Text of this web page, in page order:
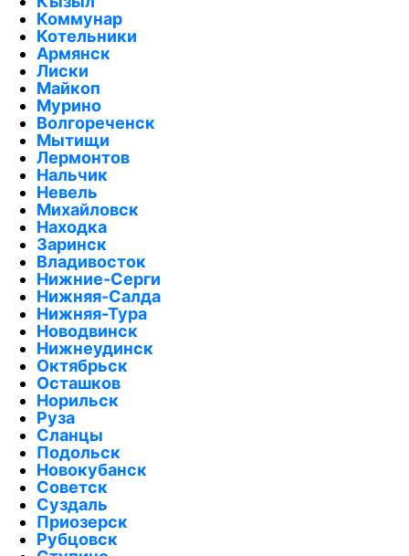
Коммунар
Котельники
Армянск
Лиски
Майкоп
Мурино
Волгореченск
Мытищи
Лермонтов
Нальчик
Невель
Михайловск
Находка
Заринск
Владивосток
Нижние-Серги
Нижняя-Салда
Нижняя-Тура
Новодвинск
Нижнеудинск
Октябрьск
Осташков
Норильск
Руза
Сланцы
Подольск
Новокубанск
Советск
Суздаль
Приозерск
Рубцовск